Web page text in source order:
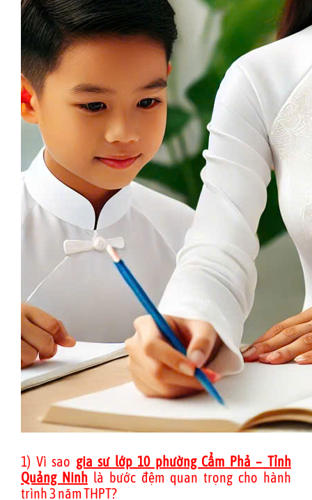
1) Vì sao gia sư lớp 10 phường Cẩm Phả – Tỉnh
Quảng Ninh là bước đệm quan trọng cho hành
trình 3 năm THPT?